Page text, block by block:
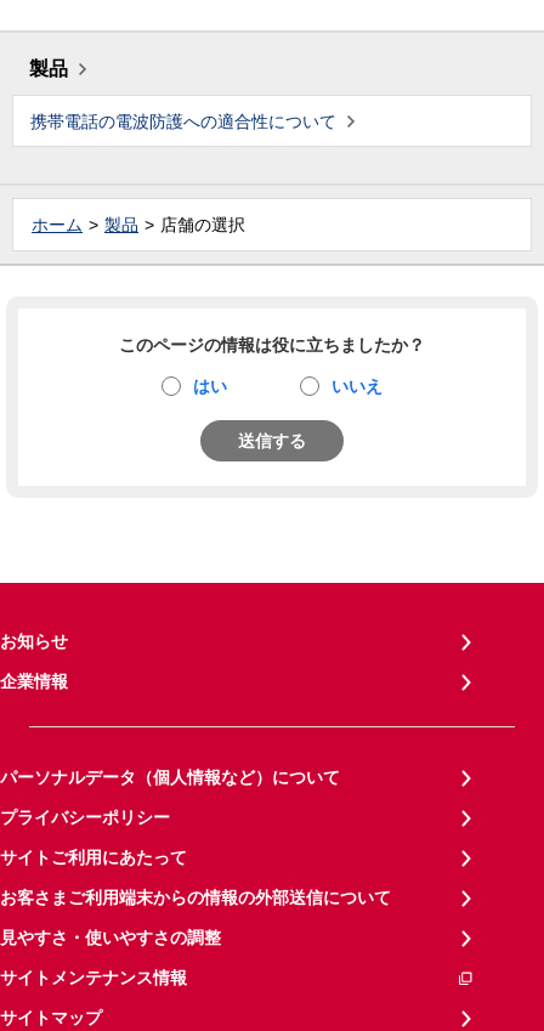
製品
携帯電話の電波防護への適合性について
ホーム 製品 店舗の選択
このページの情報は役に立ちましたか？
はい いいえ
送信する
お知らせ
企業情報
パーソナルデータ（個人情報など）について
プライバシーポリシー
サイトご利用にあたって
お客さまご利用端末からの情報の外部送信について
見やすさ・使いやすさの調整
サイトメンテナンス情報
サイトマップ